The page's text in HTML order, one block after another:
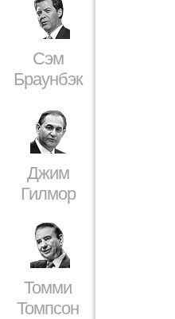
Сэм
Браунбэк
Джим
Гилмор
Томми
Томпсон